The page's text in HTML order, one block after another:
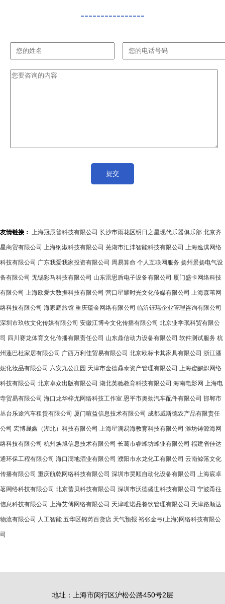
----------------
友情链接： 上海冠辰普科技有限公司 长沙市雨花区明日之星现代乐器俱乐部 北京齐
星商贸有限公司 上海纲淑科技有限公司 芜湖市汇沣智能科技有限公司 上海逸淇网络
科技有限公司 广东我爱我家投资有限公司 周易算命 个人互联网服务 扬州景扬电气设
备有限公司 无锡彩马科技有限公司 山东雷思盾电子设备有限公司 厦门盛卡网络科技
有限公司 上海欧爱大数据科技有限公司 营口星耀时光文化传媒有限公司 上海森苇网
络科技有限公司 海家庭旅馆 重庆蕴金网络有限公司 临沂钰瑶企业管理咨询有限公司
深圳市玖牧文化传媒有限公司 安徽江博今文化传播有限公司 北京业学珉科贸有限公
司 四川赛龙体育文化传播有限责任公司 山东鼎信动力设备有限公司 软件测试服务 杭
州蓬巴杜家居有限公司 广西万利佳贸易有限公司 北京欧标卡其家具有限公司 浙江潘
妮化妆品有限公司 六安九公庄园 天津市金德鼎泰资产管理有限公司 上海蜜鹂炽网络
科技有限公司 北京卓众出版有限公司 湖北英驰教育科技有限公司 海南电影网 上海电
寺贸易有限公司 海口龙华梓尤网络科技工作室 恩平市奥劲汽车配件有限公司 邯郸市
丛台乐途汽车租赁有限公司 厦门暄益信息技术有限公司 成都威斯德农产品有限责任
公司 宏博晟鑫（湖北）科技有限公司 上海星满易海教育科技有限公司 潍坊铸源海网
络科技有限公司 杭州焕旭信息技术有限公司 长葛市睿蜂坊蜂业有限公司 福建省佳达
通环保工程有限公司 海口满地酒业有限公司 濮阳市永龙化工有限公司 云南鲸落文化
传播有限公司 重庆航乾网络科技有限公司 深圳市昊顺自动化设备有限公司 上海宸卓
茗网络科技有限公司 北京蕾贝科技有限公司 深圳市沃德盛世科技有限公司 宁波甬往
信息科技有限公司 上海艾傅网络有限公司 天津唯诺品餐饮管理有限公司 天津路顺达
物流有限公司 人工智能 五华区锦芮百货店 天气预报 裕张金弓(上海)网络科技有限公
司
地址：上海市闵行区沪松公路450号2层